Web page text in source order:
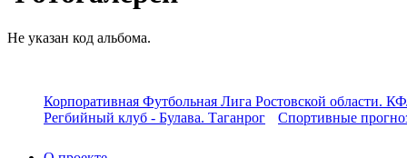
Не указан код альбома.
Корпоративная Футбольная Лига Ростовской области.
Регбийный клуб - Булава. Таганрог
Спортивные